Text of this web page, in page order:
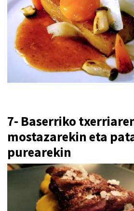
7- Baserriko
mostazarekin eta
purearekin